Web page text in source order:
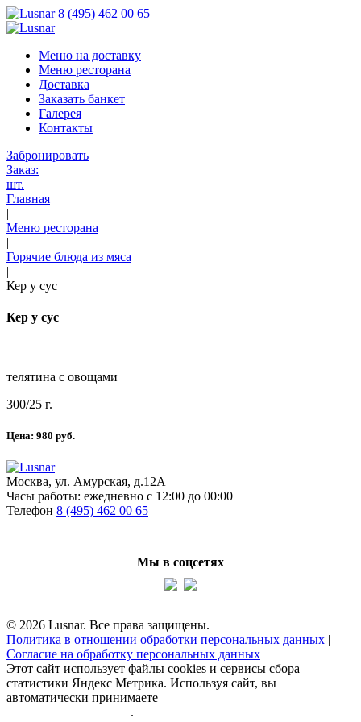
8 (495) 462 00 65
Меню на доставку
Меню ресторана
Доставка
Заказать банкет
Галерея
Контакты
Забронировать
Заказ:
шт.
Главная
|
Меню ресторана
|
Горячие блюда из мяса
|
Кер у сус
Кер у сус
телятина с овощами
300/25 г.
Цена: 980 руб.
Москва, ул. Амурская, д.12А
Часы работы: ежедневно с 12:00 до 00:00
Телефон 8 (495) 462 00 65
Мы в соцсетях
© 2026 Lusnar. Все права защищены.
Политика в отношении обработки персональных данных |
Согласие на обработку персональных данных
Этот сайт использует файлы cookies и сервисы сбора
статистики Яндекс Метрика. Используя сайт, вы
автоматически принимаете
.